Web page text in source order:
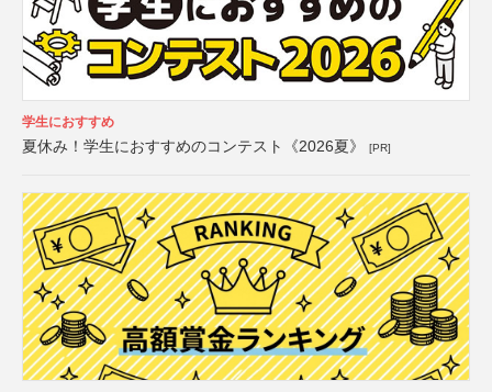
学生におすすめ
夏休み！学生におすすめのコンテスト《2026夏》 [PR]